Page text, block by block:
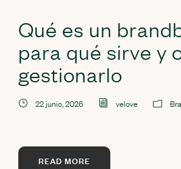
Qué es un
para qué sirve y
gestionarlo
22 junio, 2026 velove
READ MORE